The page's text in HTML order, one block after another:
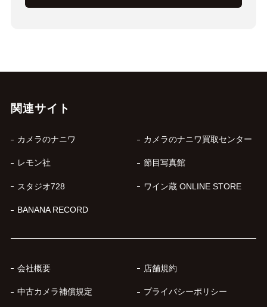
関連サイト
カメラのナニワ カメラのナニワ買取センター
レモン社 節目写真館
スタジオ728 ワイン蔵 ONLINE STORE
BANANA RECORD
会社概要 店舗規約
中古カメラ補償規定 プライバシーポリシー